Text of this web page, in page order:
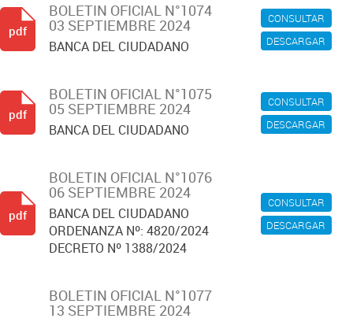
CONSULTAR
DESCARGAR
BOLETIN OFICIAL N°1074
03 SEPTIEMBRE 2024
BANCA DEL CIUDADANO
pdf
CONSULTAR
DESCARGAR
BOLETIN OFICIAL N°1075
05 SEPTIEMBRE 2024
BANCA DEL CIUDADANO
pdf
CONSULTAR
DESCARGAR
BOLETIN OFICIAL N°1076
06 SEPTIEMBRE 2024
BANCA DEL CIUDADANO
ORDENANZA Nº: 4820/2024
DECRETO Nº 1388/2024
pdf
BOLETIN OFICIAL N°1077
13 SEPTIEMBRE 2024